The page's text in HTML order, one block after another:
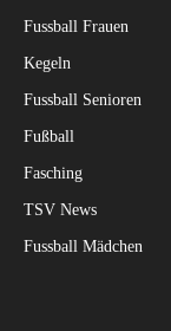
Fussball Frauen
Kegeln
Fussball Senioren
Fußball
Fasching
TSV News
Fussball Mädchen